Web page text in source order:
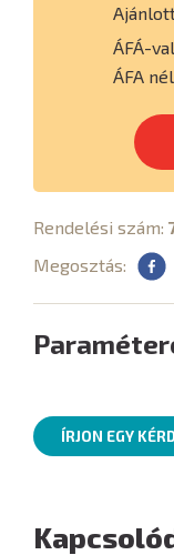
ÁFÁ-
ÁFA
Rendelési szám:
Megosztás:
ÍRJON EGY